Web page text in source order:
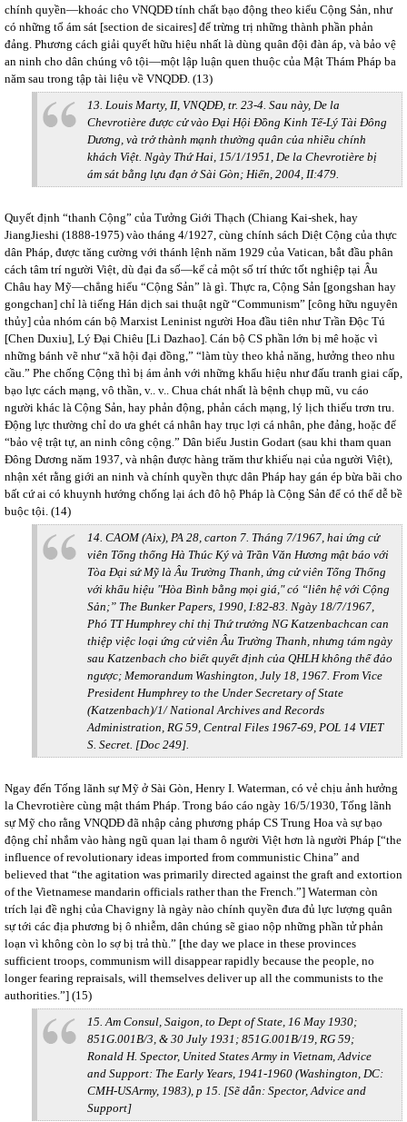
chính quyền—khoác cho VNQDĐ tính chất bạo động theo kiểu Cộng Sản, như
có những tổ ám sát [section de sicaires] để trừng trị những thành phần phản
đảng. Phương cách giải quyết hữu hiệu nhất là dùng quân đội đàn áp, và bảo vệ
an ninh cho dân chúng vô tội—một lập luận quen thuộc của Mật Thám Pháp ba
năm sau trong tập tài liệu về VNQDĐ. (13)
13. Louis Marty, II, VNQDĐ, tr. 23-4. Sau này, De la
Chevrotière được cử vào Đại Hội Đồng Kinh Tế-Lý Tài Đông
Dương, và trở thành mạnh thường quân của nhiều chính
khách Việt. Ngày Thứ Hai, 15/1/1951, De la Chevrotière bị
ám sát bằng lựu đạn ở Sài Gòn; Hiến, 2004, II:479.
Quyết định “thanh Cộng” của Tưởng Giới Thạch (Chiang Kai-shek, hay
JiangJieshi (1888-1975) vào tháng 4/1927, cùng chính sách Diệt Cộng của thực
dân Pháp, được tăng cường với thánh lệnh năm 1929 của Vatican, bắt đầu phân
cách tâm trí người Việt, dù đại đa số—kể cả một số trí thức tốt nghiệp tại Âu
Châu hay Mỹ—chẳng hiểu “Cộng Sản” là gì. Thực ra, Cộng Sản [gongshan hay
gongchan] chỉ là tiếng Hán dịch sai thuật ngữ “Communism” [công hữu nguyên
thủy] của nhóm cán bộ Marxist Leninist người Hoa đầu tiên như Trần Độc Tú
[Chen Duxiu], Lý Đại Chiêu [Li Dazhao]. Cán bộ CS phần lớn bị mê hoặc vì
những bánh vẽ như “xã hội đại đồng,” “làm tùy theo khả năng, hưởng theo nhu
cầu.” Phe chống Cộng thì bị ám ảnh với những khẩu hiệu như đấu tranh giai cấp,
bạo lực cách mạng, vô thần, v.. v.. Chua chát nhất là bệnh chụp mũ, vu cáo
người khác là Cộng Sản, hay phản động, phản cách mạng, lý lịch thiếu trơn tru.
Động lực thường chỉ do ưa ghét cá nhân hay trục lợi cá nhân, phe đảng, hoặc để
“bảo vệ trật tự, an ninh công cộng.” Dân biểu Justin Godart (sau khi tham quan
Đông Dương năm 1937, và nhận được hàng trăm thư khiếu nại của người Việt),
nhận xét rằng giới an ninh và chính quyền thực dân Pháp hay gán ép bừa bãi cho
bất cứ ai có khuynh hướng chống lại ách đô hộ Pháp là Cộng Sản để có thể dễ bề
buộc tội. (14)
14. CAOM (Aix), PA 28, carton 7. Tháng 7/1967, hai ứng cử
viên Tổng thống Hà Thúc Ký và Trần Văn Hương mật báo với
Tòa Đại sứ Mỹ là Âu Trường Thanh, ứng cử viên Tổng Thống
với khẩu hiệu "Hòa Bình bằng mọi giá," có “liên hệ với Cộng
Sản;” The Bunker Papers, 1990, I:82-83. Ngày 18/7/1967,
Phó TT Humphrey chỉ thị Thứ trưởng NG Katzenbachcan can
thiệp việc loại ứng cử viên Âu Trường Thanh, nhưng tám ngày
sau Katzenbach cho biết quyết định của QHLH không thể đảo
ngược; Memorandum Washington, July 18, 1967. From Vice
President Humphrey to the Under Secretary of State
(Katzenbach)/1/ National Archives and Records
Administration, RG 59, Central Files 1967-69, POL 14 VIET
S. Secret. [Doc 249].
Ngay đến Tống lãnh sự Mỹ ở Sài Gòn, Henry I. Waterman, có vẻ chịu ảnh hưởng
la Chevrotière cùng mật thám Pháp. Trong báo cáo ngày 16/5/1930, Tống lãnh
sự Mỹ cho rằng VNQDĐ đã nhập cảng phương pháp CS Trung Hoa và sự bạo
động chỉ nhắm vào hàng ngũ quan lại tham ô người Việt hơn là người Pháp [“the
influence of revolutionary ideas imported from communistic China” and
believed that “the agitation was primarily directed against the graft and extortion
of the Vietnamese mandarin officials rather than the French.”] Waterman còn
trích lại đề nghị của Chavigny là ngày nào chính quyền đưa đủ lực lượng quân
sự tới các địa phương bị ô nhiễm, dân chúng sẽ giao nộp những phần tử phản
loạn vì không còn lo sợ bị trả thù.” [the day we place in these provinces
sufficient troops, communism will disappear rapidly because the people, no
longer fearing repraisals, will themselves deliver up all the communists to the
authorities.”] (15)
15. Am Consul, Saigon, to Dept of State, 16 May 1930;
851G.001B/3, & 30 July 1931; 851G.001B/19, RG 59;
Ronald H. Spector, United States Army in Vietnam, Advice
and Support: The Early Years, 1941-1960 (Washington, DC:
CMH-USArmy, 1983), p 15. [Sẽ dẫn: Spector, Advice and
Support]